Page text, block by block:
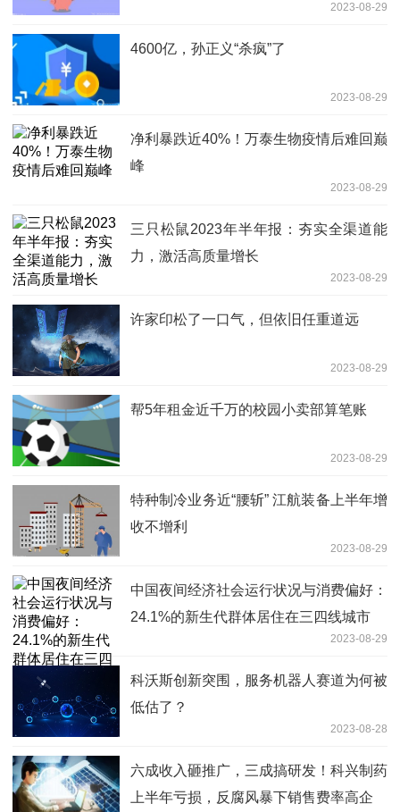
2023-08-29
4600亿，孙正义“杀疯”了
2023-08-29
净利暴跌近40%！万泰生物疫情后难回巅
峰
2023-08-29
三只松鼠2023年半年报：夯实全渠道能
力，激活高质量增长
2023-08-29
许家印松了一口气，但依旧任重道远
2023-08-29
帮5年租金近千万的校园小卖部算笔账
2023-08-29
特种制冷业务近“腰斩” 江航装备上半年增
收不增利
2023-08-29
中国夜间经济社会运行状况与消费偏好：
24.1%的新生代群体居住在三四线城市
2023-08-29
科沃斯创新突围，服务机器人赛道为何被
低估了？
2023-08-28
六成收入砸推广，三成搞研发！科兴制药
上半年亏损，反腐风暴下销售费率高企